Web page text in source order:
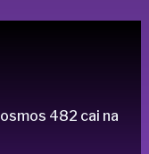
482 cai na